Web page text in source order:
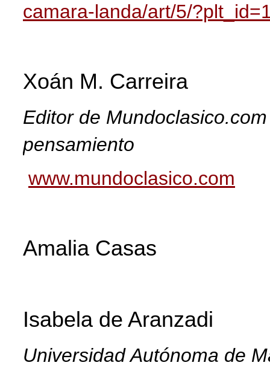
camara-landa/art/5/
Xoán M. Carreira
Editor de
pensamiento
www.mundoclasico.com
Amalia Casas
Isabela de Aranzadi
Universidad Autónoma de